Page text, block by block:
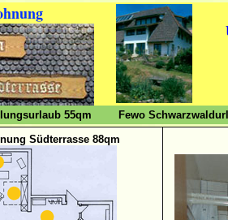
55qm Fewo
Südterrasse 88qm